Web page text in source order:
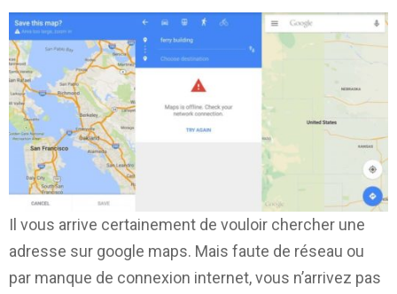
Il vous arrive certainement de vouloir chercher une
adresse sur google maps. Mais faute de réseau ou
par manque de connexion internet, vous n’arrivez pas